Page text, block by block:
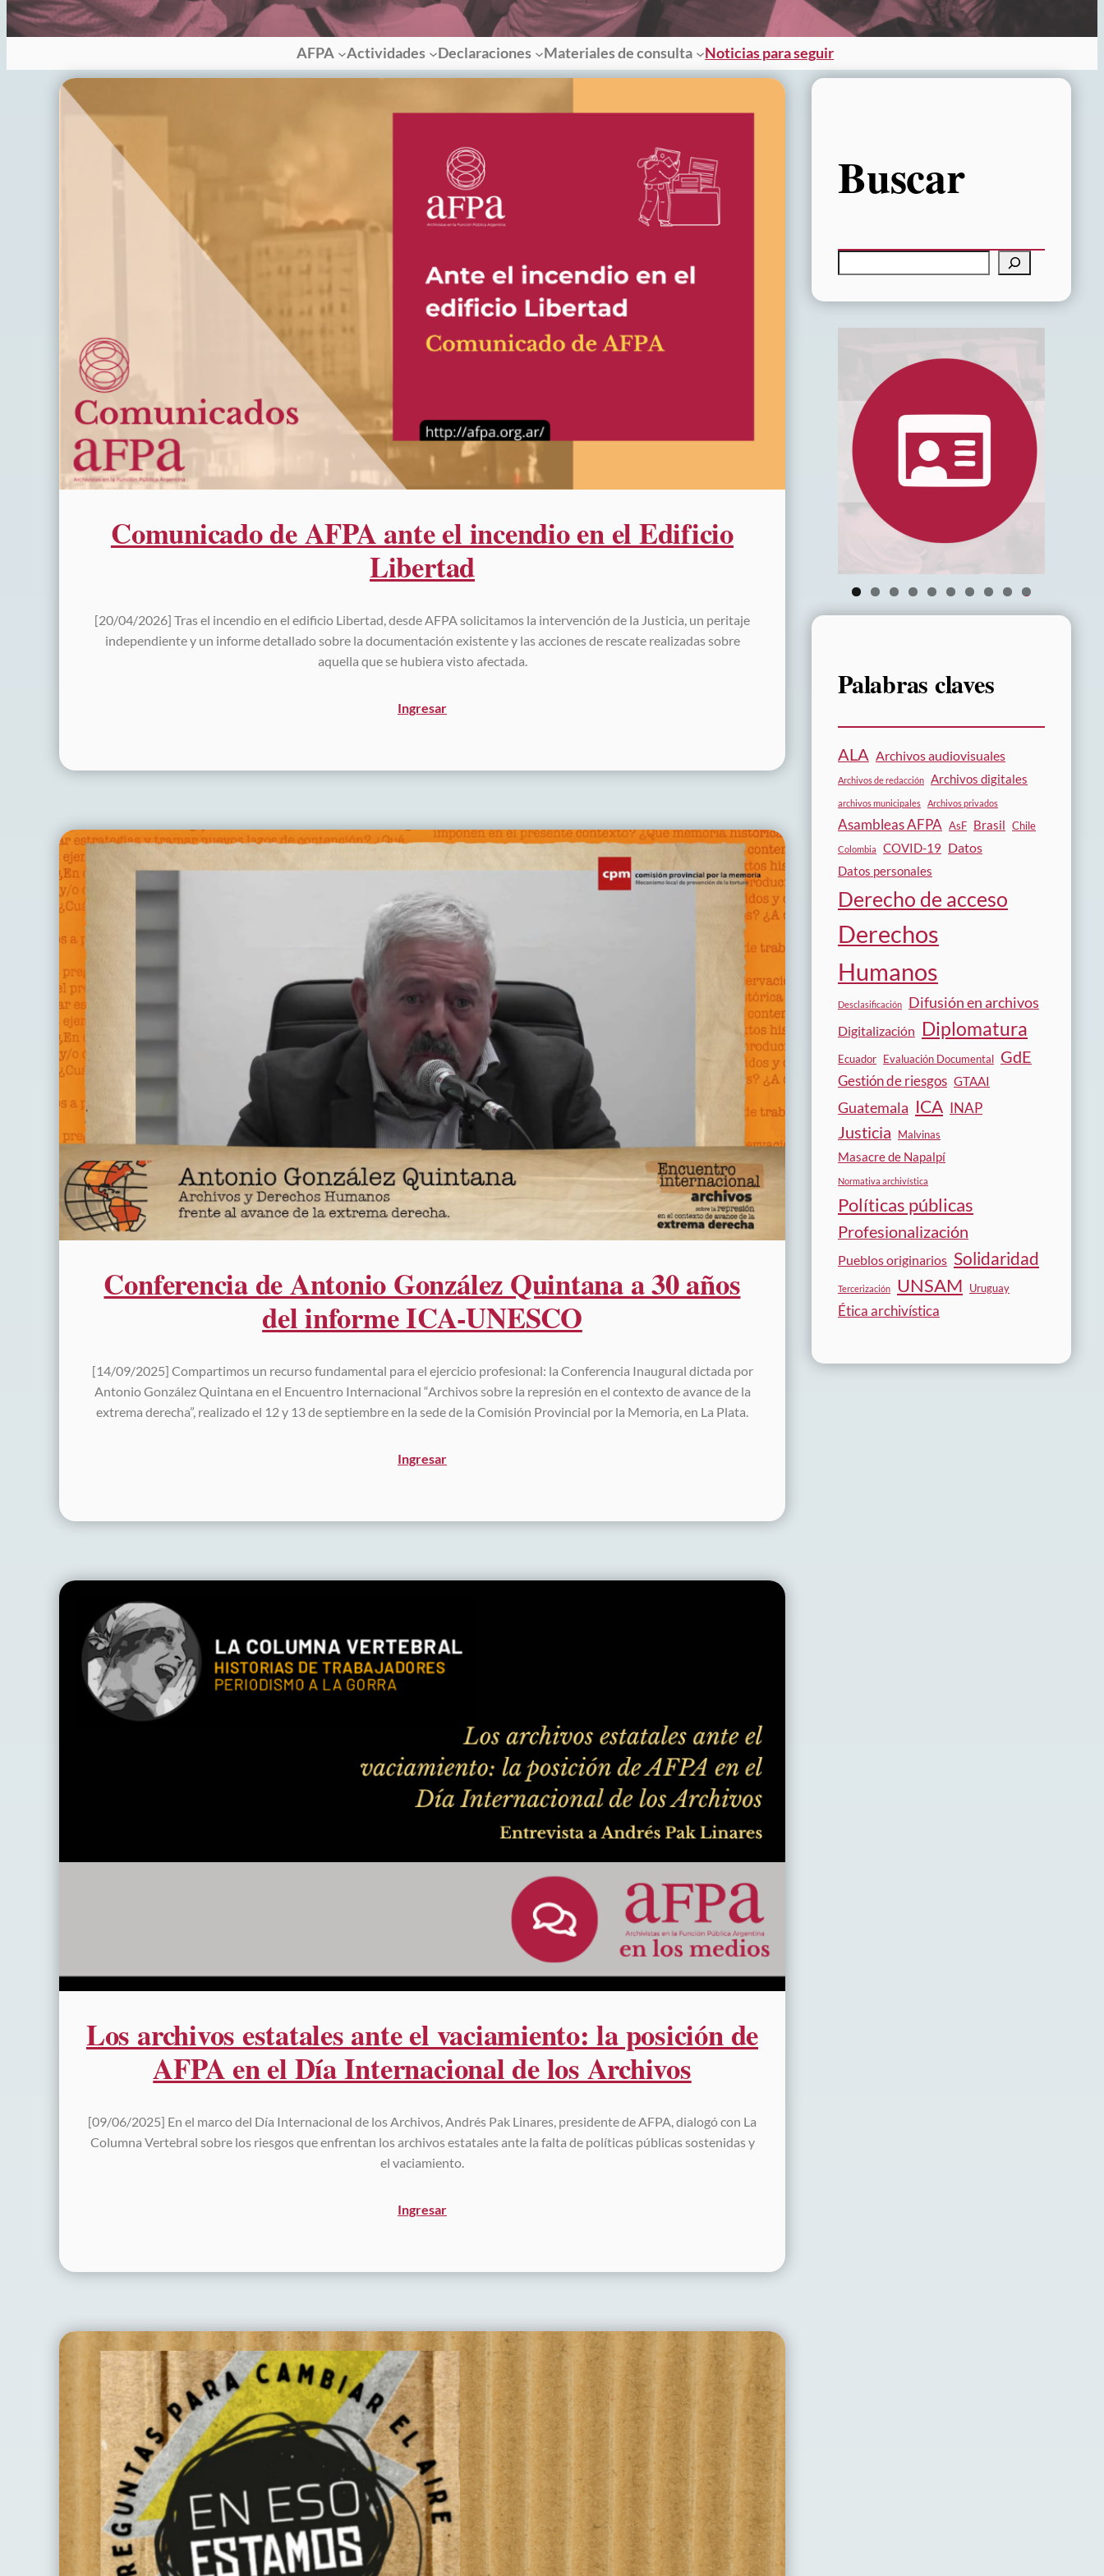
AFPA Actividades Declaraciones Materiales de consulta Noticias para seguir
Comunicado de AFPA ante el incendio en el Edificio
Libertad
[20/04/2026] Tras el incendio en el edificio Libertad, desde AFPA solicitamos la intervención de la Justicia, un peritaje
independiente y un informe detallado sobre la documentación existente y las acciones de rescate realizadas sobre
aquella que se hubiera visto afectada.
Ingresar
Conferencia de Antonio González Quintana a 30 años
del informe ICA-UNESCO
[14/09/2025] Compartimos un recurso fundamental para el ejercicio profesional: la Conferencia Inaugural dictada por
Antonio González Quintana en el Encuentro Internacional “Archivos sobre la represión en el contexto de avance de la
extrema derecha”, realizado el 12 y 13 de septiembre en la sede de la Comisión Provincial por la Memoria, en La Plata.
Ingresar
Los archivos estatales ante el vaciamiento: la posición de
AFPA en el Día Internacional de los Archivos
[09/06/2025] En el marco del Día Internacional de los Archivos, Andrés Pak Linares, presidente de AFPA, dialogó con La
Columna Vertebral sobre los riesgos que enfrentan los archivos estatales ante la falta de políticas públicas sostenidas y
el vaciamiento.
Ingresar
Buscar
s
c
0
Palabras claves
ALA Archivos audiovisuales
Archivos de redacción Archivos digitales
archivos municipales Archivos privados
Asambleas AFPA AsF Brasil Chile
Colombia COVID-19 Datos
Datos personales
Derecho de acceso
Derechos
Humanos
Desclasificación Difusión en archivos
Digitalización Diplomatura
Ecuador Evaluación Documental GdE
Gestión de riesgos GTAAI
Guatemala ICA INAP
Justicia Malvinas
Masacre de Napalpí
Normativa archivística
Políticas públicas
Profesionalización
Pueblos originarios Solidaridad
Tercerización UNSAM Uruguay
Ética archivística